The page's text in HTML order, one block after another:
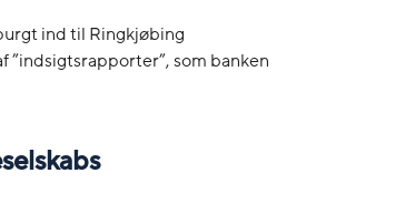
ind til Ringkjøbing
”indsigtsrapporter”, som banken